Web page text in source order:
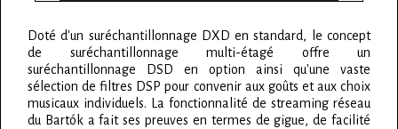
Doté d'un suréchantillonnage DXD en standard, le concept
de suréchantillonnage multi-étagé offre un
suréchantillonnage DSD en option ainsi qu'une vaste
sélection de filtres DSP pour convenir aux goûts et aux choix
musicaux individuels. La fonctionnalité de streaming réseau
du Bartók a fait ses preuves en termes de gigue, de facilité